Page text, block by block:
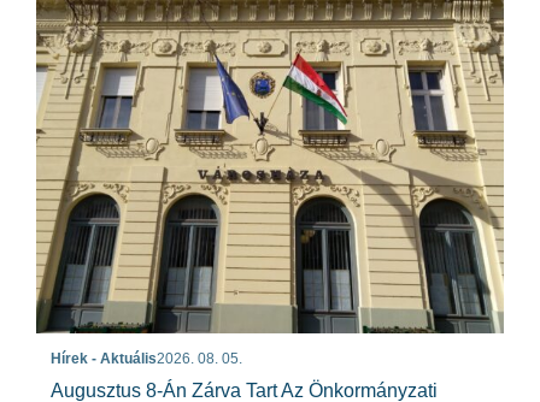
Hírek - Aktuális2026. 08. 05.
Augusztus 8-Án Zárva Tart Az Önkormányzati